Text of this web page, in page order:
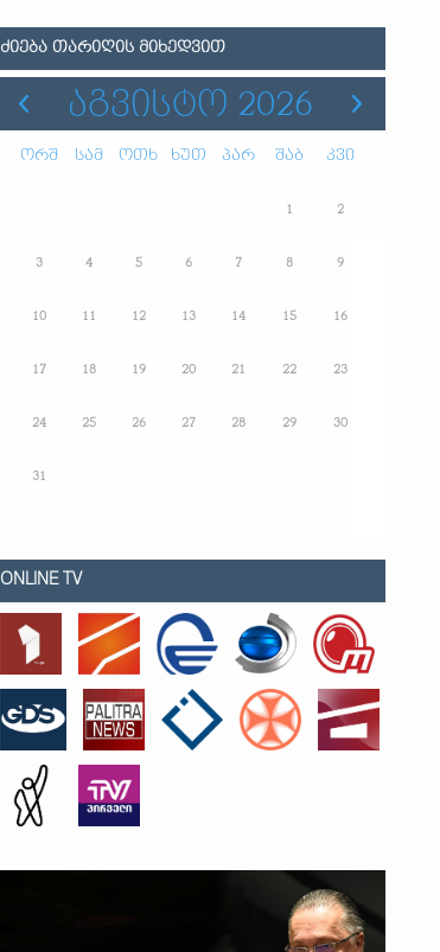
ᲫᲘᲔᲑᲐ ᲗᲐᲠᲘᲦᲘᲡ ᲛᲘᲮᲔᲓᲕᲘᲗ
ᲐᲒᲕᲘᲡᲢᲝ 2026
ორშ სამ ოთხ ხუთ პარ შაბ კვი
1 2
3 4 5 6 7 8 9
10 11 12 13 14 15 16
17 18 19 20 21 22 23
24 25 26 27 28 29 30
31
ONLINE TV